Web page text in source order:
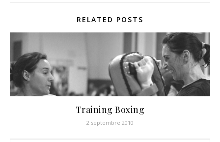
RELATED POSTS
Training Boxing
2 septembre 2010